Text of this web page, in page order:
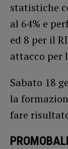
statistiche
al 64% e
ed 8 per il
attacco per
Sabato 18
la
fare